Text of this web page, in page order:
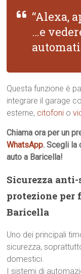
“Alexa,
…e
Questa funzione è
integrare il garage
esterne, citofoni o
Chiama ora per un
WhatsApp. Scegli la
auto a Baricella!
Sicurezza
protezione per
Baricella
Uno dei principali
sicurezza,
domestici.
I sistemi di